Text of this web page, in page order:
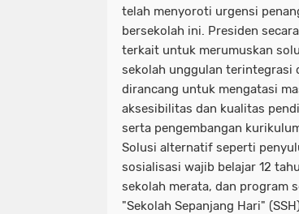
telah menyoroti urgensi
bersekolah ini. Presiden
terkait untuk merumuskan
sekolah unggulan terintegrasi
dirancang untuk mengatasi
aksesibilitas dan kualitas
serta pengembangan
Solusi alternatif seperti
sosialisasi wajib belajar 12
sekolah merata, dan program
"Sekolah Sepanjang Hari"